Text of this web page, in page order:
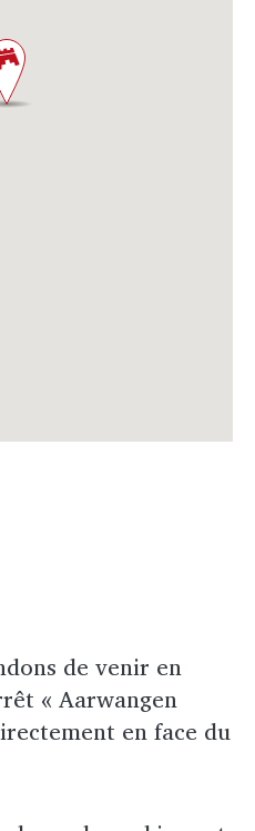
de venir en
« Aarwangen
en face du